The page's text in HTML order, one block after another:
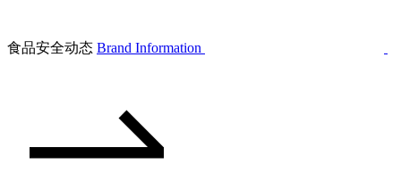
食品安全动态 Brand Information